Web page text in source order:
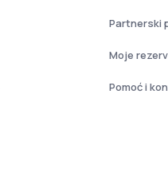
Partnerski
Moje
Pomoć i